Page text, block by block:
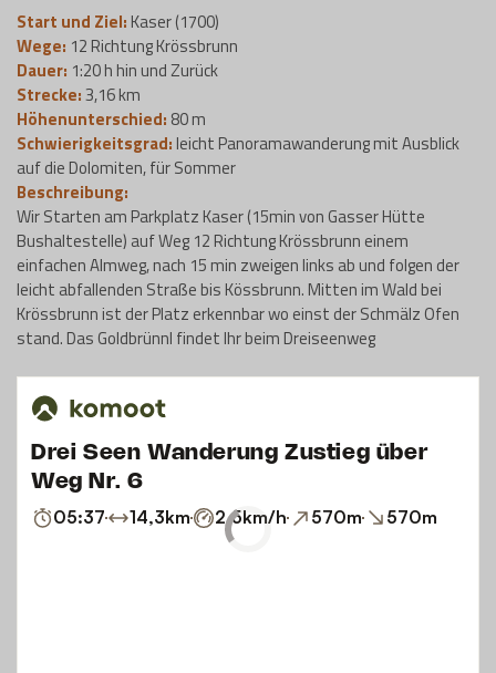
Start und Ziel:Kaser (1700)
Wege: 12 Richtung Krössbrunn
Dauer: 1:20 h hin und Zurück
Strecke:3,16 km
Höhenunterschied: 80 m
Schwierigkeitsgrad:leicht Panoramawanderung mit Ausblick
auf die Dolomiten, für Sommer
Beschreibung:
Wir Starten am Parkplatz Kaser (15min von Gasser Hütte
Bushaltestelle) auf Weg 12 Richtung Krössbrunn einem
einfachen Almweg, nach 15 min zweigen links ab und folgen der
leicht abfallenden Straße bis Kössbrunn. Mitten im Wald bei
Krössbrunn ist der Platz erkennbar wo einst der Schmälz Ofen
stand. Das Goldbrünnl findet Ihr beim Dreiseenweg